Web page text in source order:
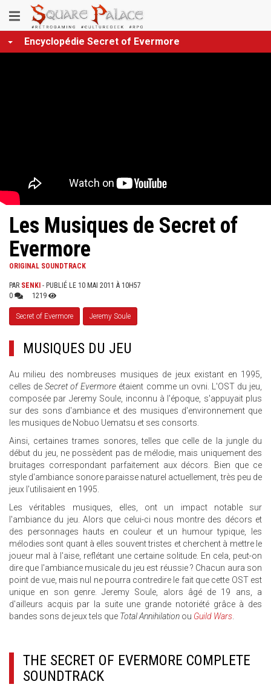
au
contenu
principal
Toggle
navigation
Encyclopédie Secret of Evermore
Les Musiques de Secret of
Evermore
ORIGINAL SOUNDTRACK
PAR SENKI - PUBLIÉ LE 10 MAI 2011 À 10H57
0
1219
Secret of Evermore Jeremy Soule
MUSIQUES DU JEU
Au milieu des nombreuses musiques de jeux existant en 1995,
celles deSecret of Evermore étaient comme un ovni. L'OST du jeu,
composée par Jeremy Soule, inconnu à l'époque, s'appuyait plus
sur des sons d'ambiance et des musiques d'environnement que
les musiques de Nobuo Uematsu et ses consorts.
Ainsi, certaines trames sonores, telles que celle de la jungle du
début du jeu, ne possèdent pas de mélodie, mais uniquement des
bruitages correspondant parfaitement aux décors. Bien que ce
style d'ambiance sonore paraisse naturel actuellement, très peu de
jeux l'utilisaient en 1995.
Les véritables musiques, elles, ont un impact notable sur
l'ambiance du jeu. Alors que celui-ci nous montre des décors et
des personnages hauts en couleur et un humour typique, les
mélodies sont quant à elles souvent tristes et cherchent à mettre le
joueur mal à l'aise, reflétant une certaine solitude. En cela, peut-on
dire que l'ambiance musicale du jeu est réussie ? Chacun aura son
point de vue, mais nul ne pourra contredire le fait que cette OST est
unique en son genre. Jeremy Soule, alors âgé de 19 ans, a
d'ailleurs acquis par la suite une grande notoriété grâce à des
bandes sons de jeux tels que Total Annihilation ou Guild Wars
THE SECRET OF EVERMORE COMPLETE
SOUNDTRACK